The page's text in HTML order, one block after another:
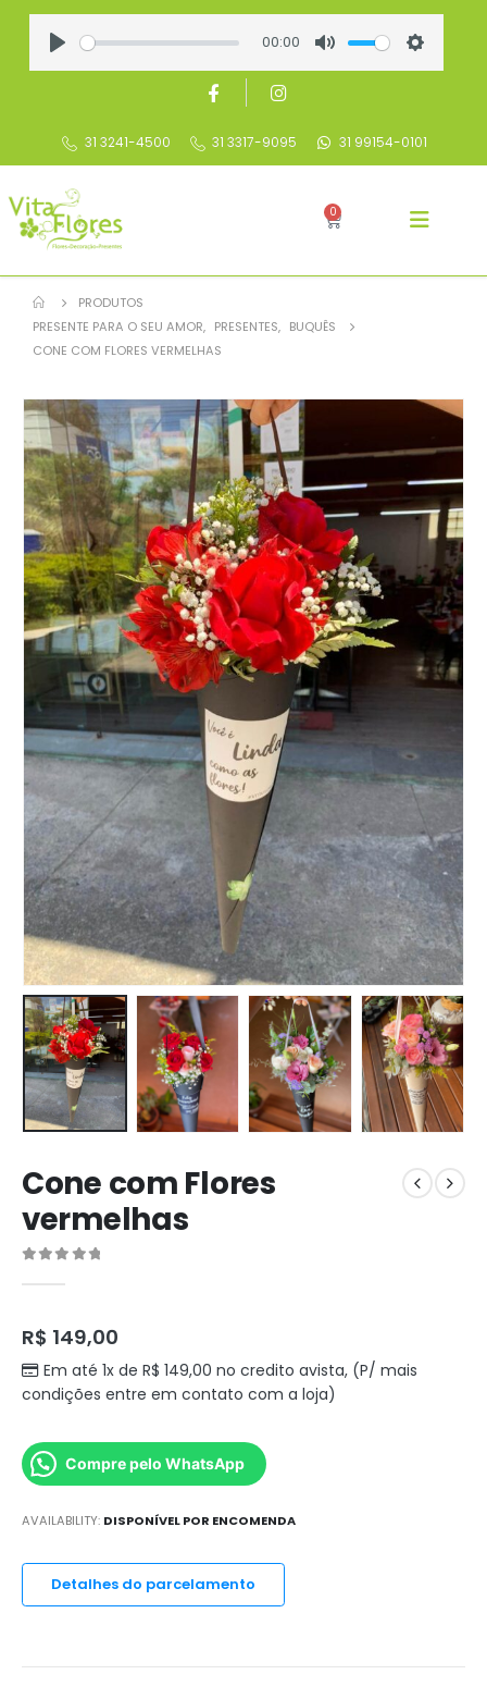
00:00
31 3241-4500 31 3317-9095 31 99154-0101
0
PRODUTOS
PRESENTE PARA O SEU AMOR, PRESENTES, BUQUÊS
CONE COM FLORES VERMELHAS
Cone com Flores
vermelhas
R$ 149,00
Em até 1x de R$ 149,00 no credito avista, (P/ mais
condições entre em contato com a loja)
Compre pelo WhatsApp
AVAILABILITY: DISPONÍVEL POR ENCOMENDA
Detalhes do parcelamento